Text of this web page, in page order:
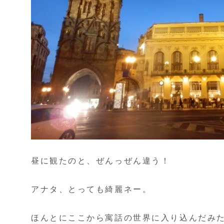
昼に観たのと、ぜんっぜん違う！
アナタ、とっても綺麗ネー。
ほんとにここから寓話の世界に入り込んだみ